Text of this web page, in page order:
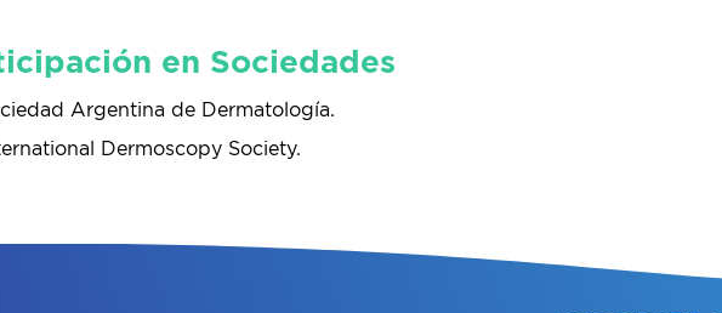
en Sociedades
Argentina de Dermatología.
Dermoscopy Society.